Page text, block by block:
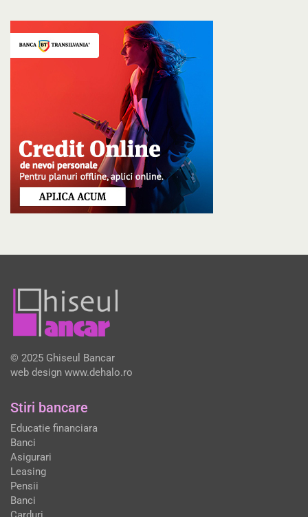
© 2025 Ghiseul Bancar
web design www.dehalo.ro
Stiri bancare
Educatie financiara
Banci
Asigurari
Leasing
Pensii
Banci